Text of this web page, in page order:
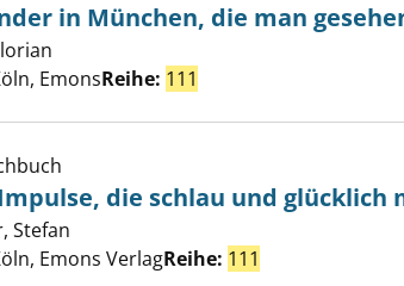
Orte für Kinder in München, die man
in München, die man
EmonsReihe: 111
sportliche Impulse, die schlau und
die schlau und glücklich
Stefan
Emons VerlagReihe: 111